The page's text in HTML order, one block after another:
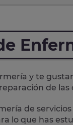
y te
de las
de
lo que has